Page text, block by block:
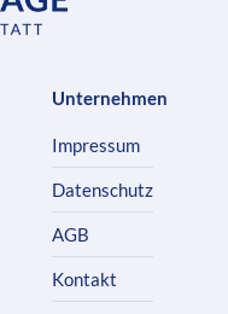
Unternehmen
Impressum
Datenschutz
AGB
Kontakt